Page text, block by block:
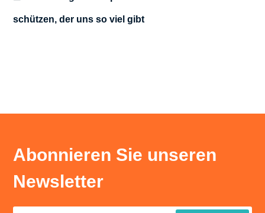
schützen, der uns so viel gibt
Abonnieren Sie unseren
Newsletter